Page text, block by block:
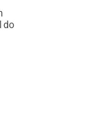
do